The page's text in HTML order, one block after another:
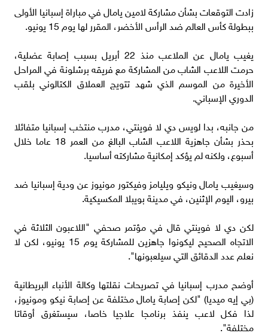
زادت التوقعات بشأن مشاركة لامين يامال في مباراة إسبانيا الأولى
ببطولة كأس العالم ضد الرأس الأخضر، المقرر لها يوم 15 يونيو.
يغيب يامال عن الملاعب منذ 22 أبريل بسبب إصابة عضلية،
حرمت اللاعب الشاب من المشاركة مع فريقه برشلونة في المراحل
الأخيرة من الموسم الذي شهد تتويج العملاق الكتالوني بلقب
الدوري الإسباني.
من جانبه، بدا لويس دي لا فوينتي، مدرب منتخب إسبانيا متفائلا
بحذر بشأن جاهزية اللاعب الشاب البالغ من العمر 18 عاما خلال
أسبوع، ولكنه لم يؤكد إمكانية مشاركته أساسيا.
وسيغيب يامال ونيكو ويليامز وفيكتور مونيوز عن ودية إسبانيا ضد
بيرو، اليوم الإثنين، في مدينة بويبلا المكسيكية.
لكن دي لا فوينتي قال في مؤتمر صحفي "اللاعبون الثلاثة في
الاتجاه الصحيح ليكونوا جاهزين للمشاركة يوم 15 يونيو، لكن لا
نعلم عدد الدقائق التي سيلعبونها".
أوضح مدرب إسبانيا في تصريحات نقلتها وكالة الأنباء البريطانية
(بي إيه ميديا) "لكن إصابة يامال مختلفة عن إصابة نيكو ومونيوز،
لذا فكل لاعب ينفذ برنامجا علاجيا خاصا، سيستغرق أوقاتا
مختلفة".